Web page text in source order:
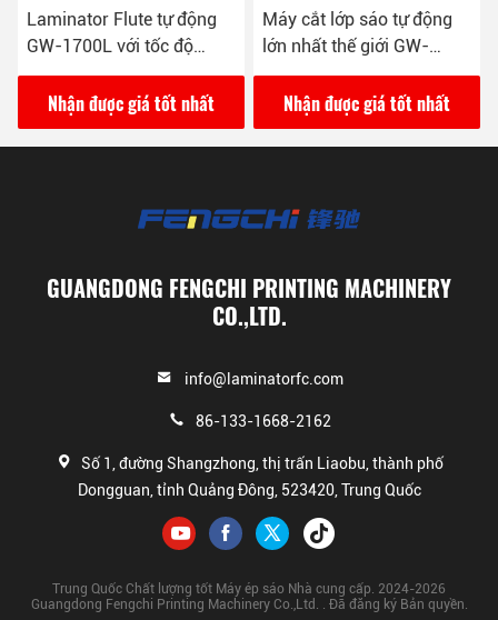
Laminator Flute tự động
GW-1700L với tốc độ
16000 tấm/giờ
Nhận được giá tốt nhất
Máy cắt lớp sáo tự động
lớn nhất thế giới GW-
2200L
Nhận được giá tốt nhất
GUANGDONG FENGCHI PRINTING MACHINERY
CO.,LTD.
info@laminatorfc.com
86-133-1668-2162
Số 1, đường Shangzhong, thị trấn Liaobu, thành phố
Dongguan, tỉnh Quảng Đông, 523420, Trung Quốc
Trung Quốc Chất lượng tốt Máy ép sáo Nhà cung cấp. 2024-2026
Guangdong Fengchi Printing Machinery Co.,Ltd. . Đã đăng ký Bản quyền.